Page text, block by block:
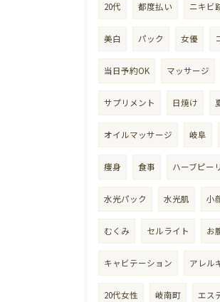
20代 都度払い ニキビ
美白 パック 女優
当日予約OK マッサージ
サプリメント 日焼け
オイルマッサージ 岐阜
痩身 食事 ハーブピー
水光パック 水光肌 小
むくみ セルライト お
キャビテーション アレル
20代女性 岐南町 エス